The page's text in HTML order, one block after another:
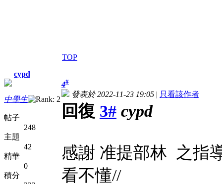
TOP
cypd
中學生
帖子
248
主題
42
精華
0
積分
4#
發表於 2022-11-23 19:05 | 只看該作者
回復 3# cypd
感謝 准提部林 之指
看不懂//